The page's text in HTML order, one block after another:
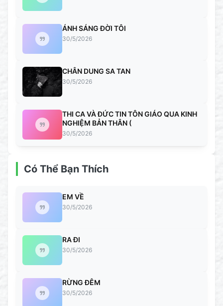
ÁNH SÁNG ĐỜI TÔI
30/5/2026
CHÂN DUNG SA TAN
30/5/2026
THI CA VÀ ĐỨC TIN TÔN GIÁO QUA KINH
NGHIỆM BẢN THÂN (
30/5/2026
Có Thể Bạn Thích
EM VỀ
30/5/2026
RA ĐI
30/5/2026
RỪNG ĐÊM
30/5/2026